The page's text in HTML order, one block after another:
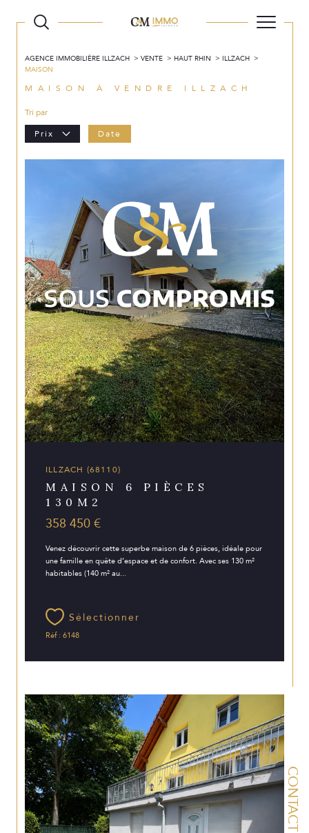
CONTACT
AGENCE IMMOBILIÈRE ILLZACH VENTE HAUT RHIN
ILLZACH
MAISON
MAISON À VENDRE ILLZACH
Tri par
Prix
Date
ILLZACH (68110)
MAISON 6 PIÈCES
130M2
358 450 €
Venez découvrir cette superbe maison de 6 pièces, idéale pour
une famille en quête d’espace et de confort. Avec ses 130 m²
habitables (140 m² au...
Sélectionner
Réf : 6148